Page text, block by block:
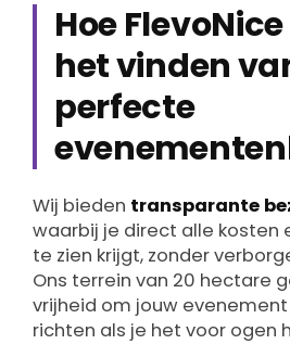
Hoe
het vinden
perfecte
Wij bieden transparante
waarbij je direct alle kosten
te zien krijgt, zonder
Ons terrein van 20 hectare
vrijheid om jouw
richten als je het voor ogen